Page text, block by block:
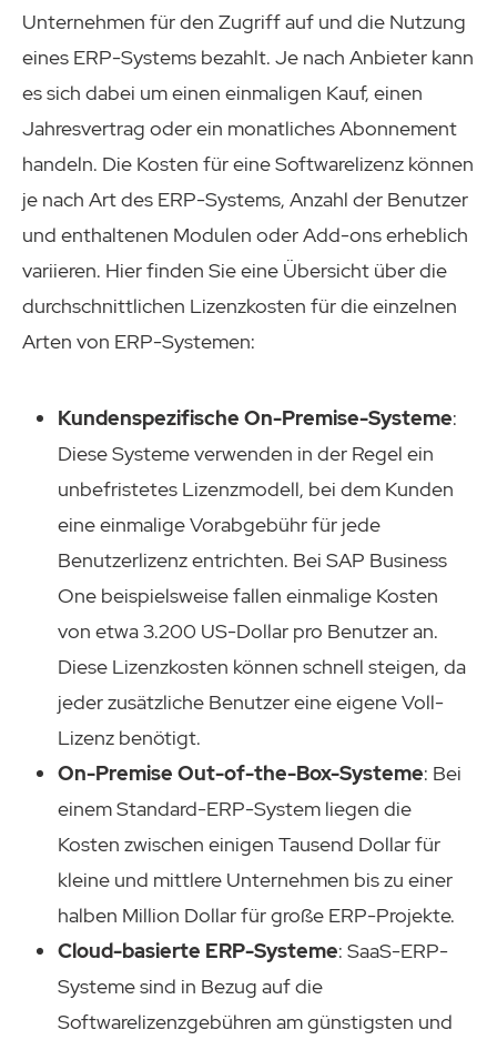
Unternehmen für den Zugriff auf und die Nutzung
eines ERP-Systems bezahlt. Je nach Anbieter kann
es sich dabei um einen einmaligen Kauf, einen
Jahresvertrag oder ein monatliches Abonnement
handeln. Die Kosten für eine Softwarelizenz können
je nach Art des ERP-Systems, Anzahl der Benutzer
und enthaltenen Modulen oder Add-ons erheblich
variieren. Hier finden Sie eine Übersicht über die
durchschnittlichen Lizenzkosten für die einzelnen
Arten von ERP-Systemen:
Kundenspezifische On-Premise-Systeme:
Diese Systeme verwenden in der Regel ein
unbefristetes Lizenzmodell, bei dem Kunden
eine einmalige Vorabgebühr für jede
Benutzerlizenz entrichten. Bei SAP Business
One beispielsweise fallen einmalige Kosten
von etwa 3.200 US-Dollar pro Benutzer an.
Diese Lizenzkosten können schnell steigen, da
jeder zusätzliche Benutzer eine eigene Voll-
Lizenz benötigt.
On-Premise Out-of-the-Box-Systeme: Bei
einem Standard-ERP-System liegen die
Kosten zwischen einigen Tausend Dollar für
kleine und mittlere Unternehmen bis zu einer
halben Million Dollar für große ERP-Projekte.
Cloud-basierte ERP-Systeme: SaaS-ERP-
Systeme sind in Bezug auf die
Softwarelizenzgebühren am günstigsten und